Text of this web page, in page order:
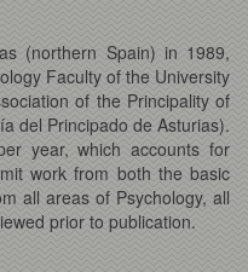
(northern Spain) in 1989,
Faculty of the University
of the Principality of
del Principado de Asturias).
year, which accounts for
work from both the basic
all areas of Psychology, all
prior to publication.